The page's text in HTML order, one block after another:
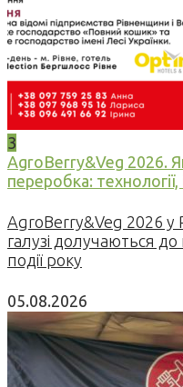
3
AgroBerry&Veg 2026.
переробка: технології,
AgroBerry&Veg 2026 у
галузі долучаються до
події року
05.08.2026